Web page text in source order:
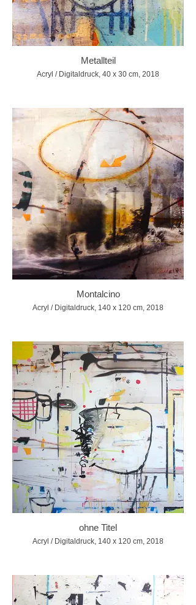
Metallteil
Acryl / Digitaldruck, 40 x 30 cm, 2018
Montalcino
Acryl / Digitaldruck, 140 x 120 cm, 2018
ohne Titel
Acryl / Digitaldruck, 140 x 120 cm, 2018